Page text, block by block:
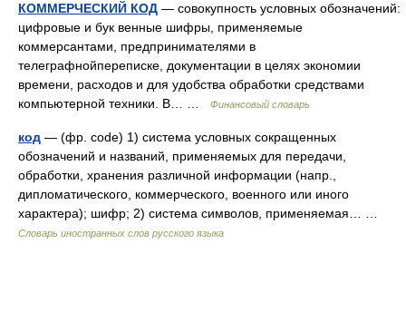
КОММЕРЧЕСКИЙ КОД — совокупность условных обозначений:
цифровые и бук венные шифры, применяемые
коммерсантами, предпринимателями в
телеграфнойпереписке, документации в целях экономии
времени, расходов и для удобства обработки средствами
компьютерной техники. В… …
Финансовый словарь
код — (фр. code) 1) система условных сокращенных
обозначений и названий, применяемых для передачи,
обработки, хранения различной информации (напр.,
дипломатического, коммерческого, военного или иного
характера); шифр; 2) система символов, применяемая… …
Словарь иностранных слов русского языка